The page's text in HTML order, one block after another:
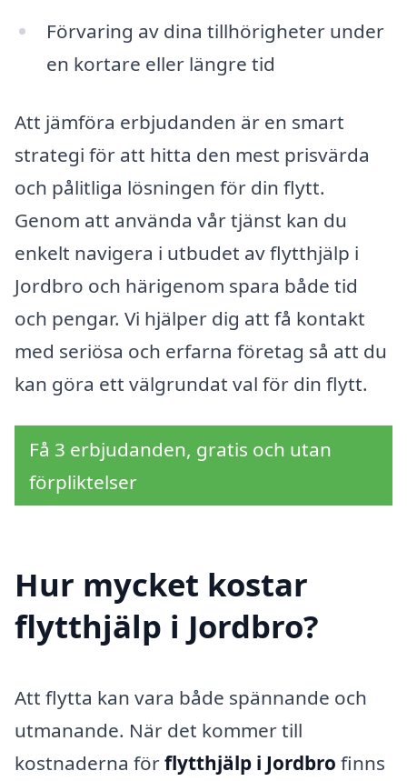
Förvaring av dina tillhörigheter under
en kortare eller längre tid
Att jämföra erbjudanden är en smart
strategi för att hitta den mest prisvärda
och pålitliga lösningen för din flytt.
Genom att använda vår tjänst kan du
enkelt navigera i utbudet av flytthjälp i
Jordbro och härigenom spara både tid
och pengar. Vi hjälper dig att få kontakt
med seriösa och erfarna företag så att du
kan göra ett välgrundat val för din flytt.
Få 3 erbjudanden, gratis och utan
förpliktelser
Hur mycket kostar
flytthjälp i Jordbro?
Att flytta kan vara både spännande och
utmanande. När det kommer till
kostnaderna förflytthjälp i Jordbro finns